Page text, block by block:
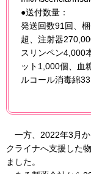
●送付数量：
発送回数91回、
超、注射器
スリンペン4,000
ット1,000個、血
ルコール消毒綿
一方、2022年3月か
クライナへ支援した
ました。